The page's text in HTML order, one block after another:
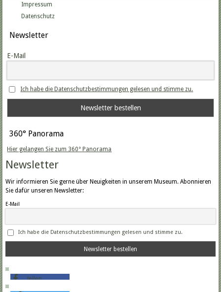
Impressum
Datenschutz
Newsletter
E-Mail
Ich habe die Datenschutzbestimmungen gelesen und stimme zu.
360° Panorama
Hier gelangen Sie zum 360° Panorama
Newsletter
Wir informieren Sie gerne über Neuigkeiten in unserem Museum. Abonnieren
Sie dafür unseren Newsletter:
E-Mail
Ich habe die Datenschutzbestimmungen gelesen und stimme zu.
teilen